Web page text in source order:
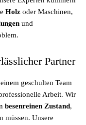
Holz oder Maschinen,
und
Partner
geschulten Team
Arbeit. Wir
besenreinen Zustand,
müssen. Unsere